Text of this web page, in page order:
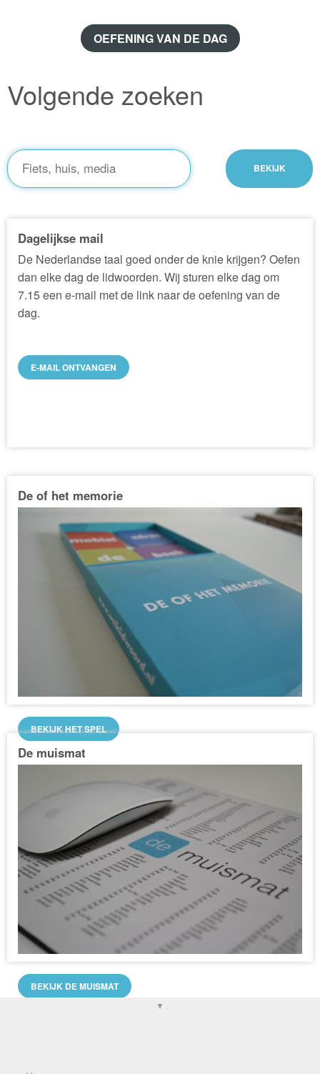
OEFENING VAN DE DAG
Volgende zoeken
Dagelijkse mail
De Nederlandse taal goed onder de knie krijgen? Oefen
dan elke dag de lidwoorden. Wij sturen elke dag om
7.15 een e-mail met de link naar de oefening van de
dag.
E-MAIL ONTVANGEN
De of het memorie
BEKIJK HET SPEL
De muismat
BEKIJK DE MUISMAT
▼ .